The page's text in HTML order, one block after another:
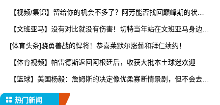
【视频/集锦】留给你的机会不多了？阿芳能否找回巅峰期的状
【文班亚马】没有对比就没有伤害！切特当年站在文班亚马身边，
[体育头条]骁勇善战的悍将！恭喜莱默尔涨薪和拜仁续约！
【体育视频】帕雷德斯返回阿根廷后，收获大批本土球迷欢迎
【篮球】美国杨毅：詹姆斯的决定像优柔寡断情景剧，但不会去热
热门新闻